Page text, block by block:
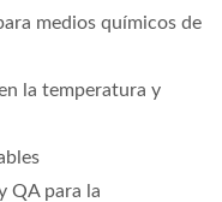
medios químicos de
la temperatura y
QA para la